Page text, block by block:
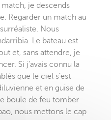
je descends
Regarder un match au
Nous
Le bateau est
et, sans attendre, je
Si j’avais connu la
que le ciel s’est
et en guise de
boule de feu tomber
nous mettons le cap